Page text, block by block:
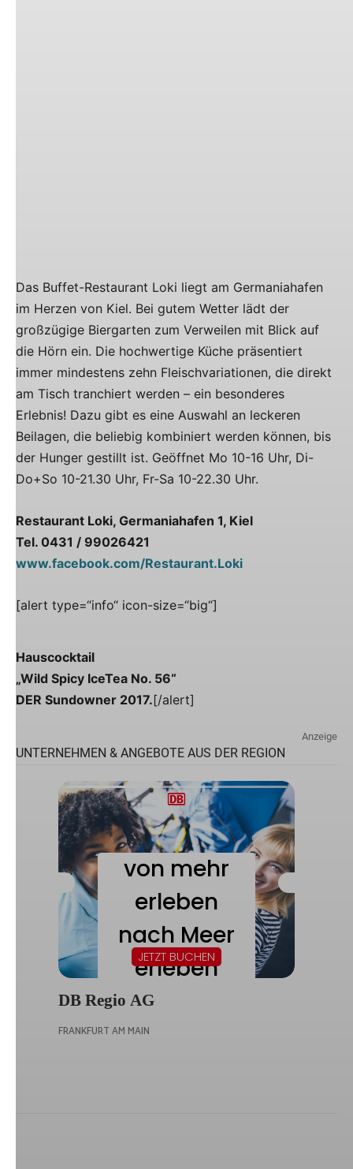
Das Buffet-Restaurant Loki liegt am Germaniahafen
im Herzen von Kiel. Bei gutem Wetter lädt der
großzügige Biergarten zum Verweilen mit Blick auf
die Hörn ein. Die hochwertige Küche präsentiert
immer mindestens zehn Fleischvariationen, die direkt
am Tisch tranchiert werden – ein besonderes
Erlebnis! Dazu gibt es eine Auswahl an leckeren
Beilagen, die beliebig kombiniert werden können, bis
der Hunger gestillt ist. Geöffnet Mo 10-16 Uhr, Di-
Do+So 10-21.30 Uhr, Fr-Sa 10-22.30 Uhr.
Restaurant Loki, Germaniahafen 1, Kiel
Tel. 0431 / 99026421
www.facebook.com/Restaurant.Loki
[alert type=“info“ icon-size=“big“]
Hauscocktail
„Wild Spicy IceTea No. 56“
DER Sundowner 2017.[/alert]